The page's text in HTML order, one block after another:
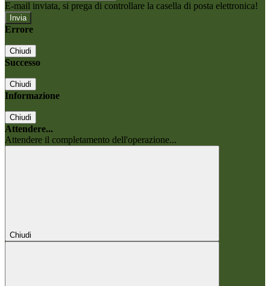
E-mail inviata, si prega di controllare la casella di posta elettronica!
Errore
Chiudi
Successo
Chiudi
Informazione
Chiudi
Attendere...
Attendere il completamento dell'operazione...
Chiudi